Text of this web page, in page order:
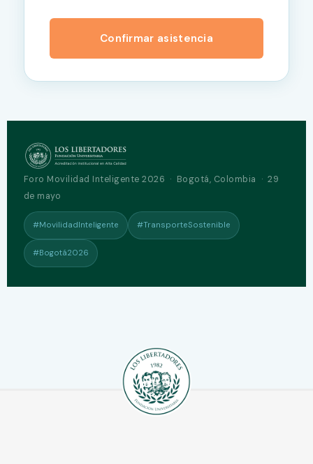
Confirmar asistencia
Foro Movilidad Inteligente 2026 · Bogotá, Colombia · 29
de mayo
#MovilidadInteligente #TransporteSostenible
#Bogotá2026